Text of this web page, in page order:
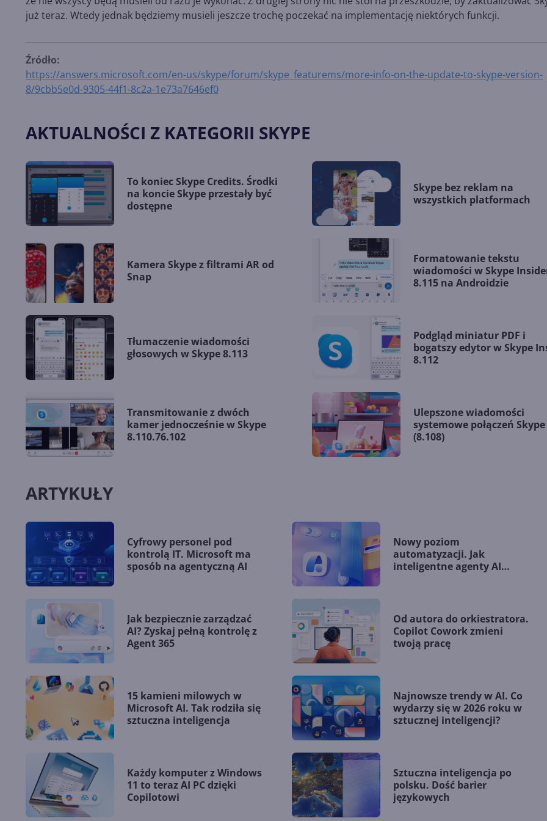
już teraz. Wtedy jednak będziemy musieli jeszcze trochę poczekać na implementację niektórych funkcji.
Źródło:
https://answers.microsoft.com/en-us/skype/forum/skype_featurems/more-info-on-the-update-to-skype-version-
8/9cbb5e0d-9305-44f1-8c2a-1e73a7646ef0
AKTUALNOŚCI Z KATEGORII SKYPE
To koniec Skype Credits. Środki
na koncie Skype przestały być
dostępne
Skype bez reklam na
wszystkich platformach
Kamera Skype z filtrami AR od
Snap
Formatowanie tekstu
wiadomości w Skype
8.115 na Androidzie
Tłumaczenie wiadomości
głosowych w Skype 8.113
Podgląd miniatur PDF i
bogatszy edytor w Skype
8.112
Transmitowanie z dwóch
kamer jednocześnie w Skype
8.110.76.102
Ulepszone wiadomości
systemowe połączeń Skype
(8.108)
ARTYKUŁY
Cyfrowy personel pod
kontrolą IT. Microsoft ma
sposób na agentyczną AI
Nowy poziom
automatyzacji. Jak
inteligentne agenty AI
Jak bezpiecznie zarządzać
AI? Zyskaj pełną kontrolę z
Agent 365
Od autora do orkiestratora.
Copilot Cowork zmieni
twoją pracę
15 kamieni milowych w
Microsoft AI. Tak rodziła się
sztuczna inteligencja
Najnowsze trendy w AI. Co
wydarzy się w 2026 roku w
sztucznej inteligencji?
Każdy komputer z Windows
11 to teraz AI PC dzięki
Copilotowi
Sztuczna inteligencja po
polsku. Dość barier
językowych